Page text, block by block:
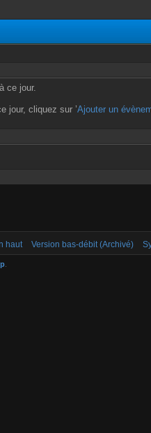
ce jour.
jour, cliquez sur ’Ajouter un
haut Version bas-débit (Archivé)
.